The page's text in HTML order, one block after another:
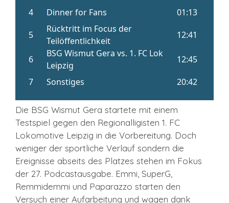
Die BSG Wismut Gera startete mit einem
Testspiel gegen den Regionalligisten 1. FC
Lokomotive Leipzig in die Vorbereitung. Doch
weniger der sportliche Verlauf sondern die
Ereignisse abseits des Platzes stehen im Fokus
der 27. Podcastausgabe. Emmi, SuperG,
Remmidemmi und Paparazzo starten den
Versuch einer Aufarbeitung und wagen dank